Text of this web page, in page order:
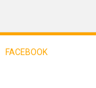
FACEBOOK